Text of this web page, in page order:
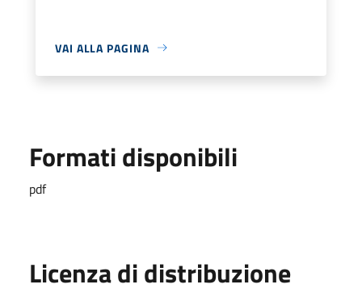
VAI ALLA PAGINA
Formati disponibili
pdf
Licenza di distribuzione